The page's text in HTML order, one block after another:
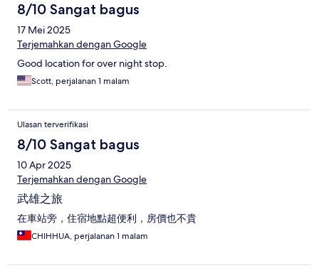
8/10 Sangat bagus
17 Mei 2025
Terjemahkan dengan Google
Good location for over night stop.
Scott, perjalanan 1 malam
Ulasan terverifikasi
8/10 Sangat bagus
10 Apr 2025
Terjemahkan dengan Google
武雄之旅
在車站旁，住宿地點超便利，房價也不貴
CHIHHUA, perjalanan 1 malam